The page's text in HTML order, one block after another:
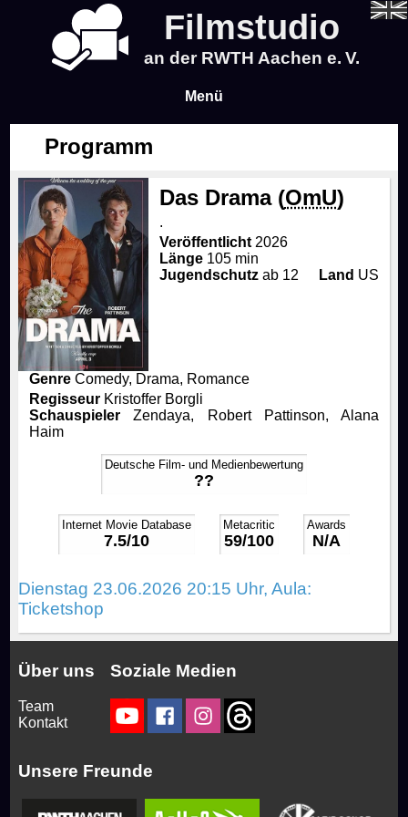
Filmstudio
an der RWTH Aachen e. V.
Menü
Programm
Blog
Zeit & Ort
Getränke & Knabberkram
Wer sind wir?
Mitglied werden
Technik
Events
Rocky Horror Picture Show
Die Feuerzangenbowle
Eigenproduktionen
Kontakt
Programm
Das Drama (OmU)
.
Veröffentlicht2026
Länge105 min
Jugendschutzab 12 Land US
GenreComedy, Drama, Romance
RegisseurKristoffer Borgli
SchauspielerZendaya, Robert Pattinson, Alana
Haim
Deutsche Film- und Medienbewertung
??
Internet Movie Database
7.5/10
Metacritic
59/100
Awards
N/A
Dienstag 23.06.2026 20:15 Uhr, Aula:
Ticketshop
Über uns
Team
Kontakt
Soziale Medien
Unsere Freunde